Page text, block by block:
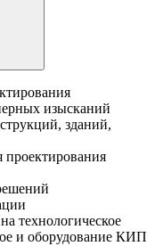
изысканий
зданий,
проектирования
технологическое
и оборудование КИП